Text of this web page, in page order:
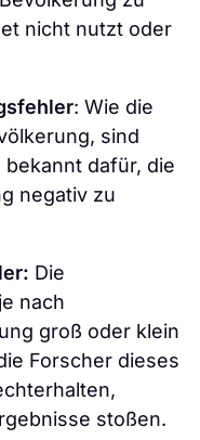
nicht nutzt oder
: Wie die
sind
dafür, die
negativ zu
Die
nach
groß oder klein
Forscher dieses
stoßen.